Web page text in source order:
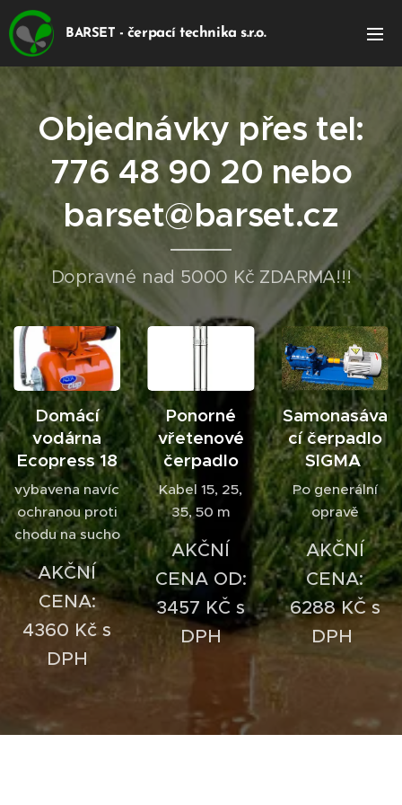
BARSET - čerpací technika s.r.o.
Objednávky přes tel:
776 48 90 20 nebo
barset@barset.cz
Dopravné nad 5000 Kč ZDARMA!!!
Domácí
vodárna
Ecopress 18
vybavena navíc
ochranou proti
chodu na sucho
AKČNÍ
CENA:
4360 Kč s
DPH
Ponorné
vřetenové
čerpadlo
Kabel 15, 25,
35, 50 m
AKČNÍ
CENA OD:
3457 KČ s
DPH
Samonasáva
cí čerpadlo
SIGMA
Po generální
opravě
AKČNÍ
CENA:
6288 KČ s
DPH